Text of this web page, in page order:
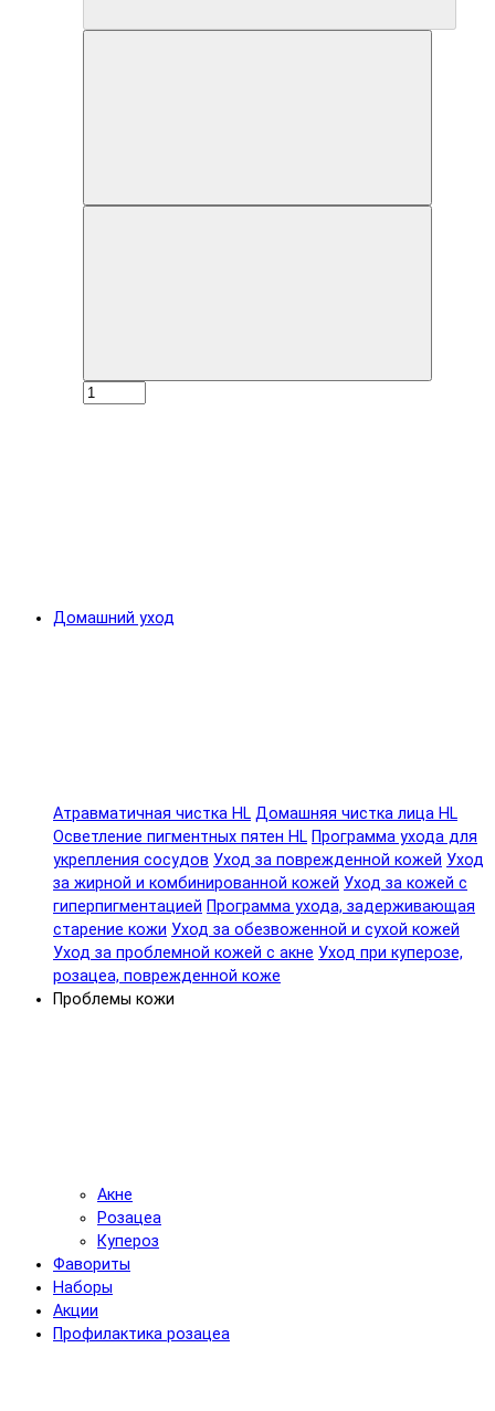
Домашний уход
Атравматичная чистка HL Домашняя чистка лица HL
Осветление пигментных пятен HL Программа ухода для
укрепления сосудов Уход за поврежденной кожей Уход
за жирной и комбинированной кожей Уход за кожей с
гиперпигментацией Программа ухода, задерживающая
старение кожи Уход за обезвоженной и сухой кожей
Уход за проблемной кожей с акне Уход при куперозе,
розацеа, поврежденной коже
Проблемы кожи
Акне
Розацеа
Купероз
Фавориты
Наборы
Акции
Профилактика розацеа